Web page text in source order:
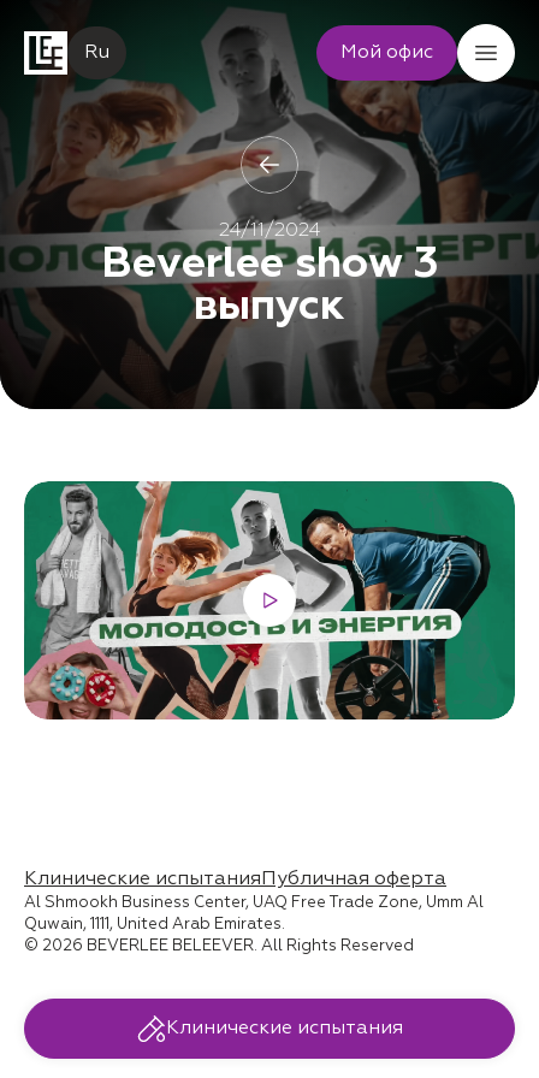
Ru Мой офис
24/11/2024
Beverlee show 3
выпуск
© 2026 BEVERLEE BELEEVER. All Rights Reserved
Al Shmookh Business Center, UAQ Free Trade Zone, Umm Al
Quwain, 1111, United Arab Emirates.
Клинические испытания Публичная оферта
Клинические испытания